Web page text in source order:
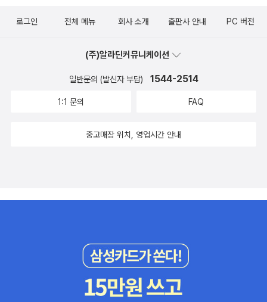
로그인 전체 메뉴 회사 소개 출판사 안내 PC 버전
(주)알라딘커뮤니케이션
일반문의 (발신자 부담) 1544-2514
1:1 문의 FAQ
중고매장 위치, 영업시간 안내